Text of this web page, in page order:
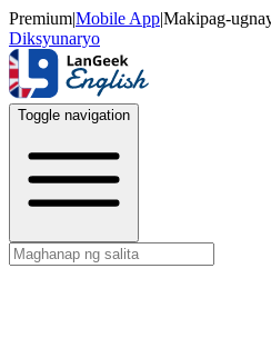
Premium|Mobile App|Makipag-
Diksyunaryo
Toggle navigation